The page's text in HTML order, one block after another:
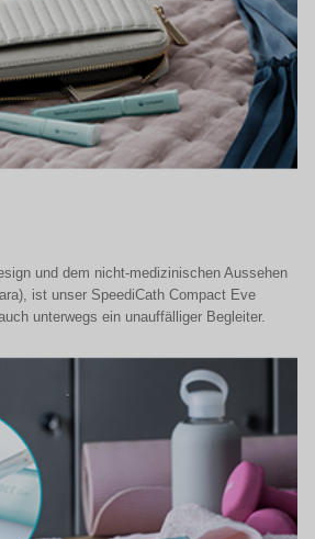
und dem nicht-medizinischen Aussehen
, ist unser SpeediCath Compact Eve
unterwegs ein unauffälliger Begleiter.